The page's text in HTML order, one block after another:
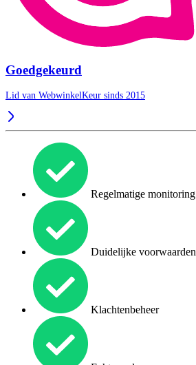
Goedgekeurd
Lid van WebwinkelKeur sinds 2015
Regelmatige monitoring
Duidelijke voorwaarden
Klachtenbeheer